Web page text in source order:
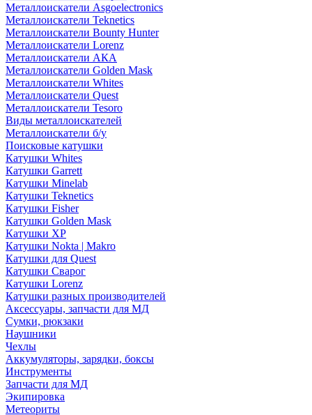
Металлоискатели Asgoelectronics
Металлоискатели Teknetics
Металлоискатели Bounty Hunter
Металлоискатели Lorenz
Металлоискатели АКА
Металлоискатели Golden Mask
Металлоискатели Whites
Металлоискатели Quest
Металлоискатели Tesoro
Виды металлоискателей
Металлоискатели б/у
Поисковые катушки
Катушки Whites
Катушки Garrett
Катушки Minelab
Катушки Teknetics
Катушки Fisher
Катушки Golden Mask
Катушки XP
Катушки Nokta | Makro
Катушки для Quest
Катушки Сварог
Катушки Lorenz
Катушки разных производителей
Аксессуары, запчасти для МД
Сумки, рюкзаки
Наушники
Чехлы
Аккумуляторы, зарядки, боксы
Инструменты
Запчасти для МД
Экипировка
Метеориты